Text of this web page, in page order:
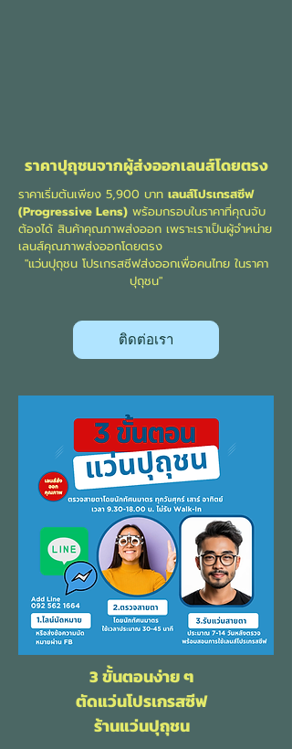
ราคาปุถุชนจากผู้ส่งออกเลนส์โดยตรง
ราคาเริ่มต้นเพียง 5,900 บาท เลนส์โปรเกรสซีฟ
(Progressive Lens) พร้อมกรอบในราคาที่คุณจับ
ต้องได้ สินค้าคุณภาพส่งออก เพราะเราเป็นผู้จำหน่าย
เลนส์คุณภาพส่งออกโดยตรง
"แว่นปุถุชน โปรเกรสซีฟส่งออกเพื่อคนไทย ในราคา
ปุถุชน"
ติดต่อเรา
3 ขั้นตอนง่าย ๆ
ตัดแว่นโปรเกรสซีฟ
ร้านแว่นปุถุชน